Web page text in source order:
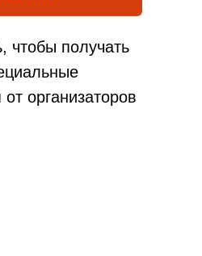
чтобы получать
организаторов